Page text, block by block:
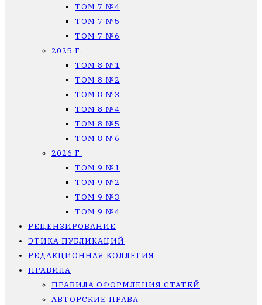
ТОМ 7 №4
ТОМ 7 №5
ТОМ 7 №6
2025 Г.
ТОМ 8 №1
ТОМ 8 №2
ТОМ 8 №3
ТОМ 8 №4
ТОМ 8 №5
ТОМ 8 №6
2026 Г.
ТОМ 9 №1
ТОМ 9 №2
ТОМ 9 №3
ТОМ 9 №4
РЕЦЕНЗИРОВАНИЕ
ЭТИКА ПУБЛИКАЦИЙ
РЕДАКЦИОННАЯ КОЛЛЕГИЯ
ПРАВИЛА
ПРАВИЛА ОФОРМЛЕНИЯ СТАТЕЙ
АВТОРСКИЕ ПРАВА